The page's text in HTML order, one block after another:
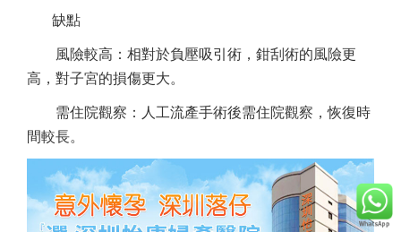
缺點
風險較高：相對於負壓吸引術，鉗刮術的風險更
高，對子宮的損傷更大。
需住院觀察：人工流產手術後需住院觀察，恢復時
間較長。